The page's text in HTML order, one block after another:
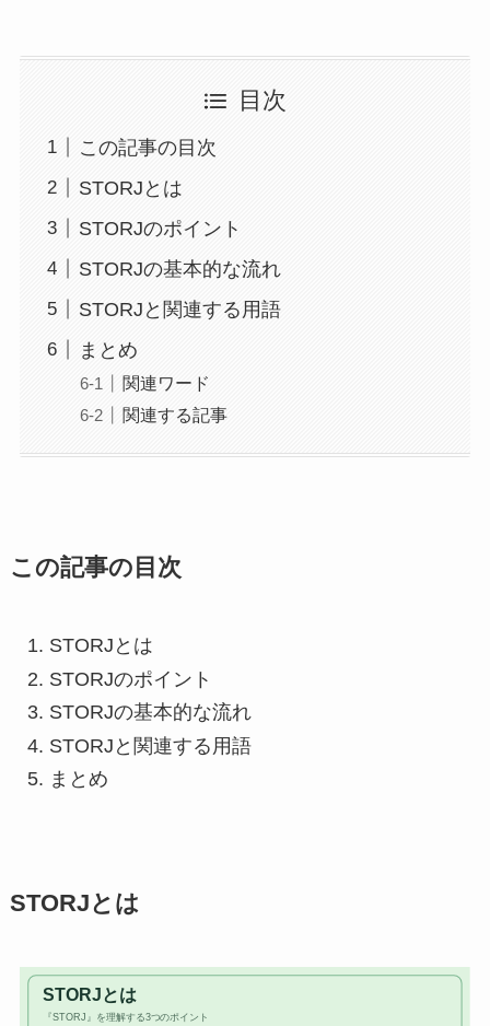
目次
この記事の目次
STORJとは
STORJのポイント
STORJの基本的な流れ
STORJと関連する用語
まとめ
関連ワード
関連する記事
この記事の目次
STORJとは
STORJのポイント
STORJの基本的な流れ
STORJと関連する用語
まとめ
STORJとは